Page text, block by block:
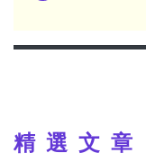
精選文章